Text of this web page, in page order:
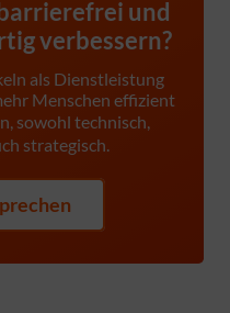
und
verbessern?
als Dienstleistung
Menschen effizient
sowohl technisch,
strategisch.